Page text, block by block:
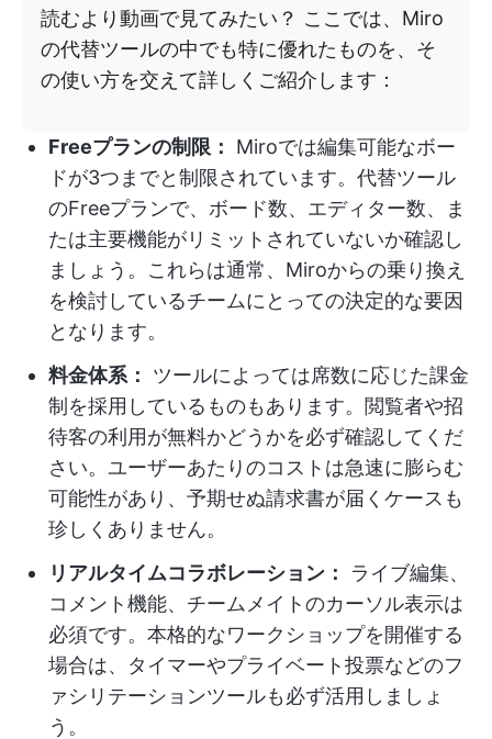
読むより動画で見てみたい？ ここでは、Miro
の代替ツールの中でも特に優れたものを、そ
の使い方を交えて詳しくご紹介します：
Freeプランの制限：
Miroでは編集可能なボー
ドが3つまでと制限されています。代替ツール
のFreeプランで、ボード数、エディター数、ま
たは主要機能がリミットされていないか確認し
ましょう。これらは通常、Miroからの乗り換え
を検討しているチームにとっての決定的な要因
となります。
料金体系：
ツールによっては席数に応じた課金
制を採用しているものもあります。閲覧者や招
待客の利用が無料かどうかを必ず確認してくだ
さい。ユーザーあたりのコストは急速に膨らむ
可能性があり、予期せぬ請求書が届くケースも
珍しくありません。
リアルタイムコラボレーション：
ライブ編集、
コメント機能、チームメイトのカーソル表示は
必須です。本格的なワークショップを開催する
場合は、タイマーやプライベート投票などのフ
ァシリテーションツールも必ず活用しましょ
う。